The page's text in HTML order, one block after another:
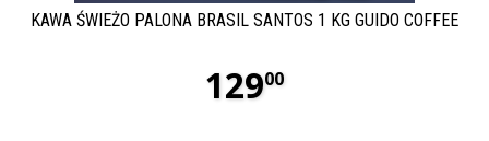
KAWA ŚWIEŻO PALONA BRASIL SANTOS 1 KG GUIDO COFFEE
12900